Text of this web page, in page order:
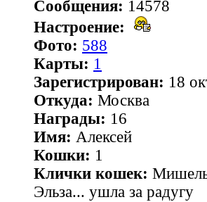
Сообщения: 14578
Настроение:
Фото: 588
Карты: 1
Зарегистрирован: 18
Откуда: Москва
Награды: 16
Имя: Алексей
Кошки: 1
Клички кошек:
Эльза... ушла за радугу